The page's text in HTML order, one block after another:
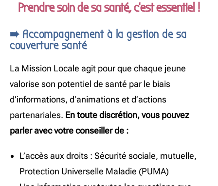
Prendre soin de sa santé, c'est essentiel !
➠ Accompagnement à la gestion de sa
couverture santé
La Mission Locale agit pour que chaque jeune
valorise son potentiel de santé par le biais
d’informations, d’animations et d’actions
partenariales. En toute discrétion, vous pouvez
parler avec votre conseiller de :
L’accès aux droits : Sécurité sociale, mutuelle,
Protection Universelle Maladie (PUMA)